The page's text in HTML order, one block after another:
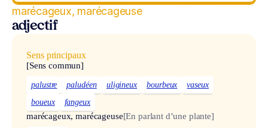
marécageux, marécageuse
adjectif
Sens principaux
[Sens commun]
palustre paludéen uligineux bourbeux
vaseux
boueux
fangeux
marécageux, marécageuse[En parlant d’une plante]